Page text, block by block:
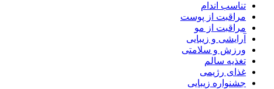
تناسب اندام
مراقبت از پوست
مراقبت از مو
آرایشی و زیبایی
ورزش و سلامتی
تغذیه سالم
غذای رژیمی
جشنواره زیبایی